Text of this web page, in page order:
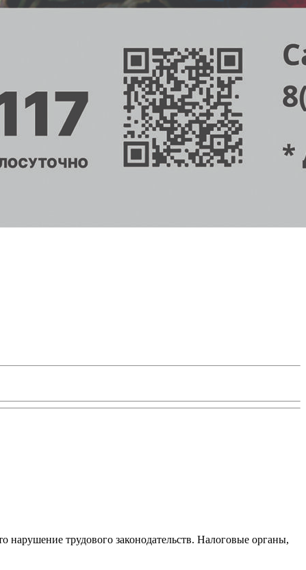
нарушение трудового законодательств. Налоговые органы,